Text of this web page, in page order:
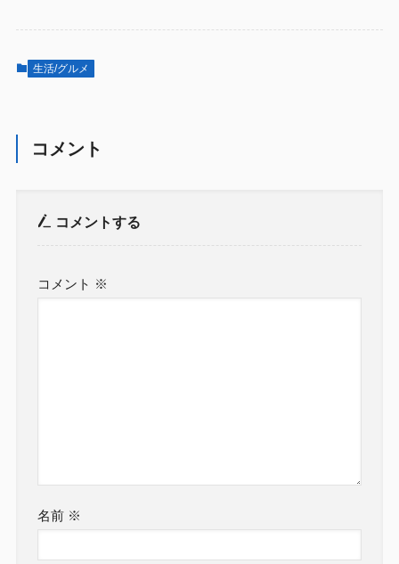
生活/グルメ
コメント
コメントする
コメント ※
名前 ※